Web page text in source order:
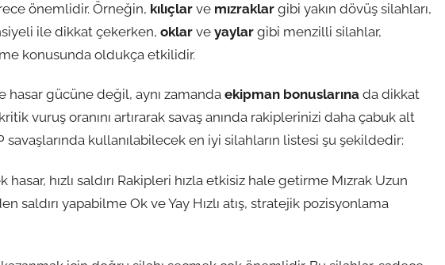
önemlidir. Örneğin, kılıçlar ve mızraklar gibi yakın dövüş silahları,
ile dikkat çekerken, oklar ve yaylar gibi menzilli silahlar,
konusunda oldukça etkilidir.
hasar gücüne değil, aynı zamanda ekipman bonuslarına da dikkat
vuruş oranını artırarak savaş anında rakiplerinizi daha çabuk alt
savaşlarında kullanılabilecek en iyi silahların listesi şu şekildedir:
hasar, hızlı saldırı Rakipleri hızla etkisiz hale getirme Mızrak Uzun
saldırı yapabilme Ok ve Yay Hızlı atış, stratejik pozisyonlama